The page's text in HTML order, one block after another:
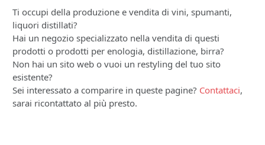
Ti occupi della produzione e vendita di vini, spumanti,
liquori distillati?
Hai un negozio specializzato nella vendita di questi
prodotti o prodotti per enologia, distillazione, birra?
Non hai un sito web o vuoi un restyling del tuo sito
esistente?
Sei interessato a comparire in queste pagine? Contattaci,
sarai ricontattato al più presto.